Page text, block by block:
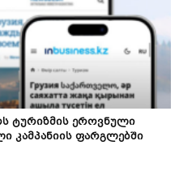
ტურიზმის ეროვნული
კამპანიის ფარგლებში